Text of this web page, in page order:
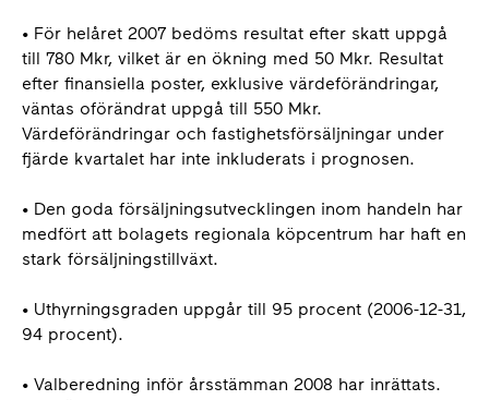
• För helåret 2007 bedöms resultat efter skatt uppgå
till 780 Mkr, vilket är en ökning med 50 Mkr. Resultat
efter finansiella poster, exklusive värdeförändringar,
väntas oförändrat uppgå till 550 Mkr.
Värdeförändringar och fastighetsförsäljningar under
fjärde kvartalet har inte inkluderats i prognosen.
• Den goda försäljningsutvecklingen inom handeln har
medfört att bolagets regionala köpcentrum har haft en
stark försäljningstillväxt.
• Uthyrningsgraden uppgår till 95 procent (2006-12-31,
94 procent).
• Valberedning inför årsstämman 2008 har inrättats.